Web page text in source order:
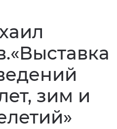
зим и